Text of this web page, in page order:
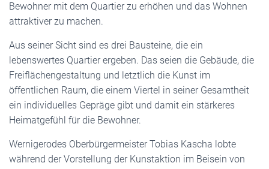
Bewohner mit dem Quartier zu erhöhen und das Wohnen
attraktiver zu machen.
Aus seiner Sicht sind es drei Bausteine, die ein
lebenswertes Quartier ergeben. Das seien die Gebäude, die
Freiflächengestaltung und letztlich die Kunst im
öffentlichen Raum, die einem Viertel in seiner Gesamtheit
ein individuelles Gepräge gibt und damit ein stärkeres
Heimatgefühl für die Bewohner.
Wernigerodes Oberbürgermeister Tobias Kascha lobte
während der Vorstellung der Kunstaktion im Beisein von